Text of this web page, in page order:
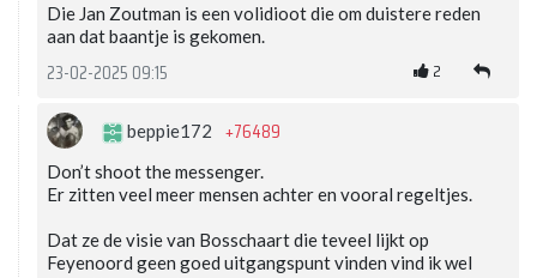
Die Jan Zoutman is een volidioot die om duistere reden
aan dat baantje is gekomen.
23-02-2025 09:15 2
beppie172 +76489
Don’t shoot the messenger.
Er zitten veel meer mensen achter en vooral regeltjes.
Dat ze de visie van Bosschaart die teveel lijkt op
Feyenoord geen goed uitgangspunt vinden vind ik wel